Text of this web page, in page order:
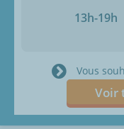
13h-19h
Vous
Voir